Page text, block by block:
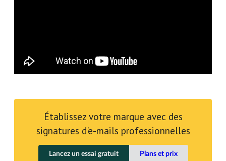
Établissez votre marque avec des
signatures d'e-mails professionnelles
Lancez un essai gratuit Plans et prix